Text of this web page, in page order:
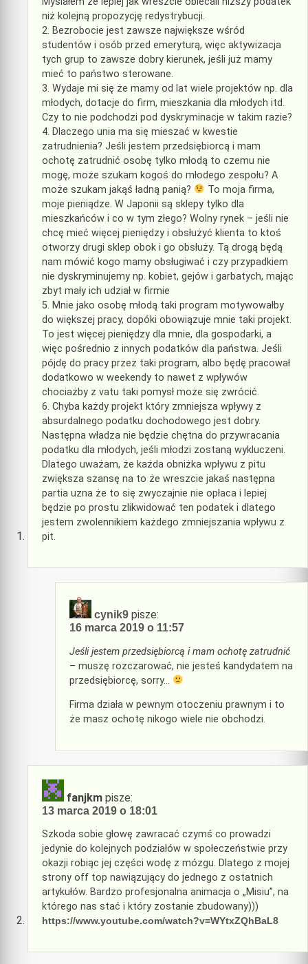
niż kolejną propozycję redystrybucji.
2. Bezrobocie jest zawsze największe wśród
studentów i osób przed emeryturą, więc aktywizacja
tych grup to zawsze dobry kierunek, jeśli już mamy
mieć to państwo sterowane.
3. Wydaje mi się że mamy od lat wiele projektów np. dla
młodych, dotacje do firm, mieszkania dla młodych itd.
Czy to nie podchodzi pod dyskryminacje w takim razie?
4. Dlaczego unia ma się mieszać w kwestie
zatrudnienia? Jeśli jestem przedsiębiorcą i mam
ochotę zatrudnić osobę tylko młodą to czemu nie
mogę, może szukam kogoś do młodego zespołu? A
może szukam jakąś ładną panią?
To moja firma,
moje pieniądze. W Japonii są sklepy tylko dla
mieszkańców i co w tym złego? Wolny rynek – jeśli nie
chcę mieć więcej pieniędzy i obsłużyć klienta to ktoś
otworzy drugi sklep obok i go obsłuży. Tą drogą będą
nam mówić kogo mamy obsługiwać i czy przypadkiem
nie dyskryminujemy np. kobiet, gejów i garbatych, mając
zbyt mały ich udział w firmie
5. Mnie jako osobę młodą taki program motywowałby
do większej pracy, dopóki obowiązuje mnie taki projekt.
To jest więcej pieniędzy dla mnie, dla gospodarki, a
więc pośrednio z innych podatków dla państwa. Jeśli
pójdę do pracy przez taki program, albo będę pracował
dodatkowo w weekendy to nawet z wpływów
chociażby z vatu taki pomysł może się zwrócić.
6. Chyba każdy projekt który zmniejsza wpływy z
absurdalnego podatku dochodowego jest dobry.
Następna władza nie będzie chętna do przywracania
podatku dla młodych, jeśli młodzi zostaną wykluczeni.
Dlatego uważam, że każda obniżka wpływu z pitu
zwiększa szansę na to że wreszcie jakaś następna
partia uzna że to się zwyczajnie nie opłaca i lepiej
będzie po prostu zlikwidować ten podatek i dlatego
jestem zwolennikiem każdego zmniejszania wpływu z
pit.
cynik9 pisze:
16 marca 2019 o 11:57
Jeśli jestem przedsiębiorcą i mam ochotę zatrudnić
– muszę rozczarować, nie jesteś kandydatem na
przedsiębiorcę, sorry…
Firma działa w pewnym otoczeniu prawnym i to
że masz ochotę nikogo wiele nie obchodzi.
fanjkm pisze:
13 marca 2019 o 18:01
Szkoda sobie głowę zawracać czymś co prowadzi
jedynie do kolejnych podziałów w społeczeństwie przy
okazji robiąc jej części wodę z mózgu. Dlatego z mojej
strony off top nawiązujący do jednego z ostatnich
artykułów. Bardzo profesjonalna animacja o „Misiu”, na
którego nas stać i który zostanie zbudowany)))
https://www.youtube.com/watch?v=WYtxZQhBaL8